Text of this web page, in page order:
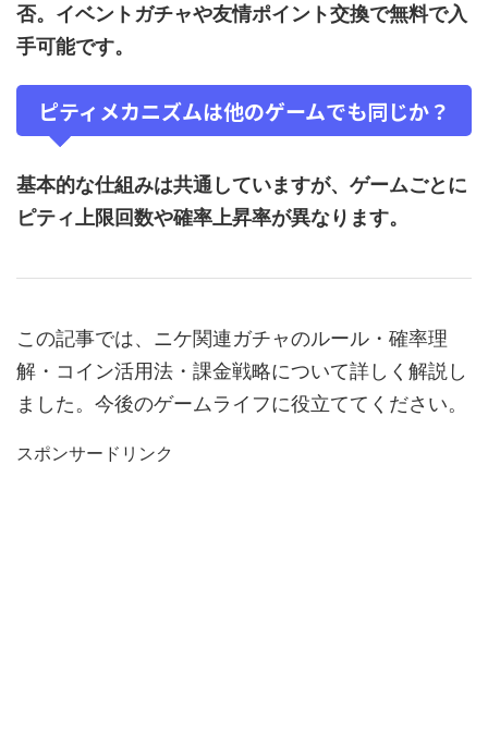
否。イベントガチャや友情ポイント交換で無料で入
手可能です。
ピティメカニズムは他のゲームでも同じか？
基本的な仕組みは共通していますが、ゲームごとに
ピティ上限回数や確率上昇率が異なります。
この記事では、ニケ関連ガチャのルール・確率理
解・コイン活用法・課金戦略について詳しく解説し
ました。今後のゲームライフに役立ててください。
スポンサードリンク